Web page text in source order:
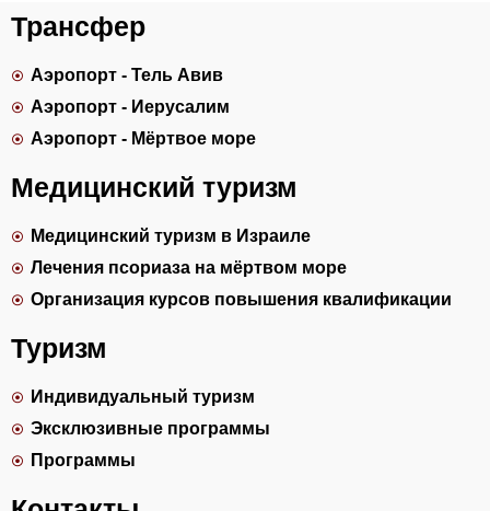
Трансфер
Аэропорт - Тель Авив
Аэропорт - Иерусалим
Аэропорт - Мёртвое море
Медицинский туризм
Медицинский туризм в Израиле
Лечения псориаза на мёртвом море
Организация курсов повышения квалификации
Туризм
Индивидуальный туризм
Эксклюзивные программы
Программы